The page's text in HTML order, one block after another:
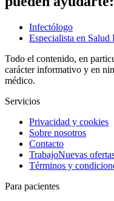
Infectólogo
Especialista en Salud
Todo el contenido, en
carácter informativo y en
médico.
Servicios
Privacidad y cookies
Sobre nosotros
Contacto
TrabajoNuevas
Términos y
Para pacientes